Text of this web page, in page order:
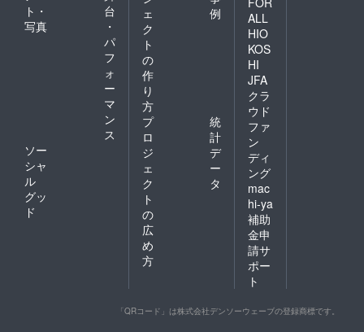
ト・
写真
台
・
パ
フ
ォ
ー
マ
ン
ス
ソー
シャ
ル
グッ
ド
ェ
ク
ト
の
作
り
方
例
プ
ロ
ジ
ェ
ク
ト
の
広
め
方
統
計
デ
ー
タ
ALL
HIO
KOS
HI
JFA
クラ
ウド
ファ
ン
ディ
ング
mac
hi-ya
補助
金申
請サ
ポー
ト
「QRコード」は株式会社デンソーウェーブの登録商標です。